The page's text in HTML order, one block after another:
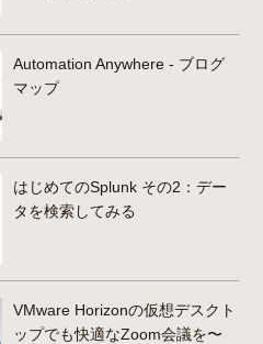
Automation Anywhere - ブログ
マップ
はじめてのSplunk その2：デー
タを検索してみる
VMware Horizonの仮想デスクト
ップでも快適なZoom会議を〜